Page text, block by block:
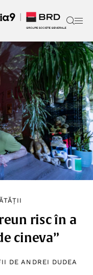
risc în a
cineva”
DEANDREI DUDEA